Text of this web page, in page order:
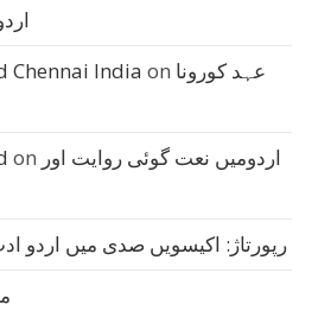
Chennai India on عہد کورونا
on اردومیں نعت گوئی روایت اور
رپورتاژ: اکیسویں صدی میں اردو